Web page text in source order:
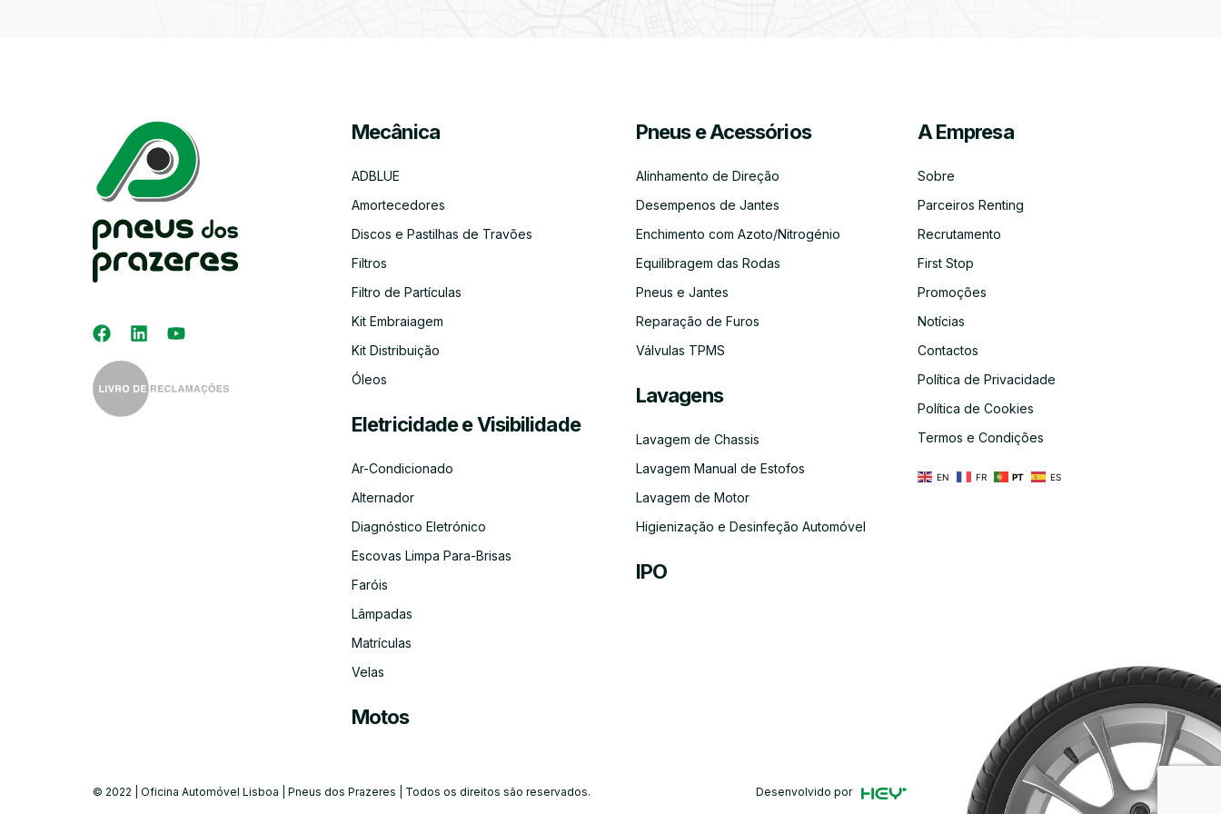
Mecânica
ADBLUE
Amortecedores
Discos e Pastilhas de Travões
Filtros
Filtro de Partículas
Kit Embraiagem
Kit Distribuição
Óleos
Eletricidade e Visibilidade
Ar-Condicionado
Alternador
Diagnóstico Eletrónico
Escovas Limpa Para-Brisas
Faróis
Lâmpadas
Matrículas
Velas
Motos
Pneus e Acessórios
Alinhamento de Direção
Desempenos de Jantes
Enchimento com Azoto/Nitrogénio
Equilibragem das Rodas
Pneus e Jantes
Reparação de Furos
Válvulas TPMS
Lavagens
Lavagem de Chassis
Lavagem Manual de Estofos
Lavagem de Motor
Higienização e Desinfeção Automóvel
IPO
A Empresa
Sobre
Parceiros Renting
Recrutamento
First Stop
Promoções
Notícias
Contactos
Política de Privacidade
Política de Cookies
Termos e Condições
EN FR PT ES
© 2022 | Oficina Automóvel Lisboa | Pneus dos Prazeres | Todos os direitos são reservados. Desenvolvido por
Kit
Kit
Diagnóstico
Rádios
AlternadorADBLUELimpeza
do
Circuito
de
Refrigeração
Faróis
Serviço
Recolha
e
Carro
LubrificaçãoInspeção
Automóvel
Escovas
Limpa
Para-
Brisas
Filtros
Emissões
de
Gases
(CO)